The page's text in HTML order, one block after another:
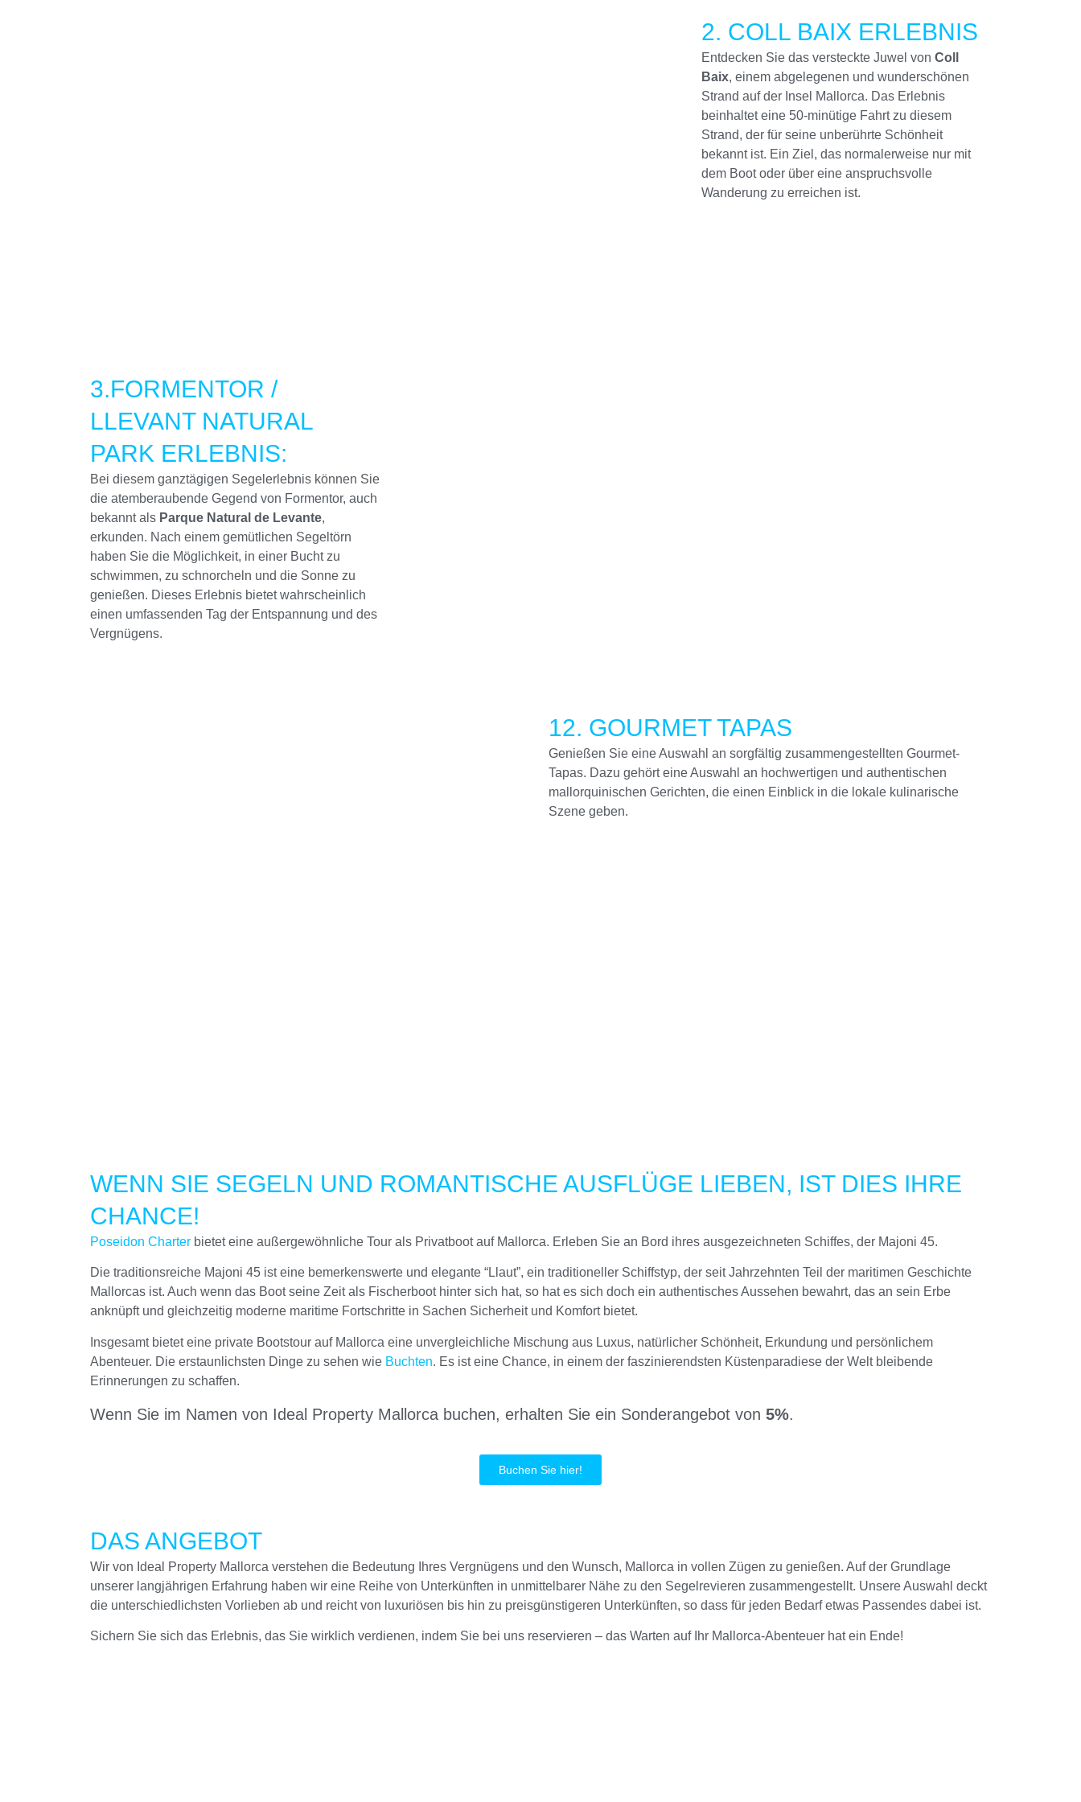
2. COLL BAIX ERLEBNIS
Entdecken Sie das versteckte Juwel von Coll
Baix, einem abgelegenen und wunderschönen
Strand auf der Insel Mallorca. Das Erlebnis
beinhaltet eine 50-minütige Fahrt zu diesem
Strand, der für seine unberührte Schönheit
bekannt ist. Ein Ziel, das normalerweise nur mit
dem Boot oder über eine anspruchsvolle
Wanderung zu erreichen ist.
3.FORMENTOR /
LLEVANT NATURAL
PARK ERLEBNIS:
Bei diesem ganztägigen Segelerlebnis können Sie
die atemberaubende Gegend von Formentor, auch
bekannt als Parque Natural de Levante,
erkunden. Nach einem gemütlichen Segeltörn
haben Sie die Möglichkeit, in einer Bucht zu
schwimmen, zu schnorcheln und die Sonne zu
genießen. Dieses Erlebnis bietet wahrscheinlich
einen umfassenden Tag der Entspannung und des
Vergnügens.
12. GOURMET TAPAS
Genießen Sie eine Auswahl an sorgfältig zusammengestellten Gourmet-
Tapas. Dazu gehört eine Auswahl an hochwertigen und authentischen
mallorquinischen Gerichten, die einen Einblick in die lokale kulinarische
Szene geben.
WENN SIE SEGELN UND ROMANTISCHE AUSFLÜGE LIEBEN, IST DIES IHRE
CHANCE!
Poseidon Charter bietet eine außergewöhnliche Tour als Privatboot auf Mallorca. Erleben Sie an Bord ihres ausgezeichneten Schiffes, der Majoni 45.
Die traditionsreiche Majoni 45 ist eine bemerkenswerte und elegante “Llaut”, ein traditioneller Schiffstyp, der seit Jahrzehnten Teil der maritimen Geschichte
Mallorcas ist. Auch wenn das Boot seine Zeit als Fischerboot hinter sich hat, so hat es sich doch ein authentisches Aussehen bewahrt, das an sein Erbe
anknüpft und gleichzeitig moderne maritime Fortschritte in Sachen Sicherheit und Komfort bietet.
Insgesamt bietet eine private Bootstour auf Mallorca eine unvergleichliche Mischung aus Luxus, natürlicher Schönheit, Erkundung und persönlichem
Abenteuer. Die erstaunlichsten Dinge zu sehen wie Buchten. Es ist eine Chance, in einem der faszinierendsten Küstenparadiese der Welt bleibende
Erinnerungen zu schaffen.
Wenn Sie im Namen von Ideal Property Mallorca buchen, erhalten Sie ein Sonderangebot von 5%.
Buchen Sie hier!
DAS ANGEBOT
Wir von Ideal Property Mallorca verstehen die Bedeutung Ihres Vergnügens und den Wunsch, Mallorca in vollen Zügen zu genießen. Auf der Grundlage
unserer langjährigen Erfahrung haben wir eine Reihe von Unterkünften in unmittelbarer Nähe zu den Segelrevieren zusammengestellt. Unsere Auswahl deckt
die unterschiedlichsten Vorlieben ab und reicht von luxuriösen bis hin zu preisgünstigeren Unterkünften, so dass für jeden Bedarf etwas Passendes dabei ist.
Sichern Sie sich das Erlebnis, das Sie wirklich verdienen, indem Sie bei uns reservieren – das Warten auf Ihr Mallorca-Abenteuer hat ein Ende!